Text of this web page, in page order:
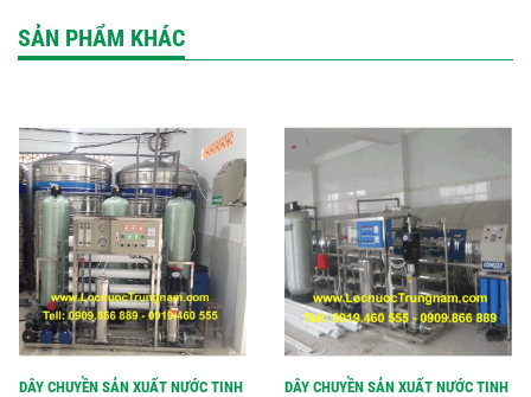
SẢN PHẨM KHÁC
DÂY CHUYỀN SẢN XUẤT NƯỚC TINH
DÂY CHUYỀN SẢN XUẤT NƯỚC TINH